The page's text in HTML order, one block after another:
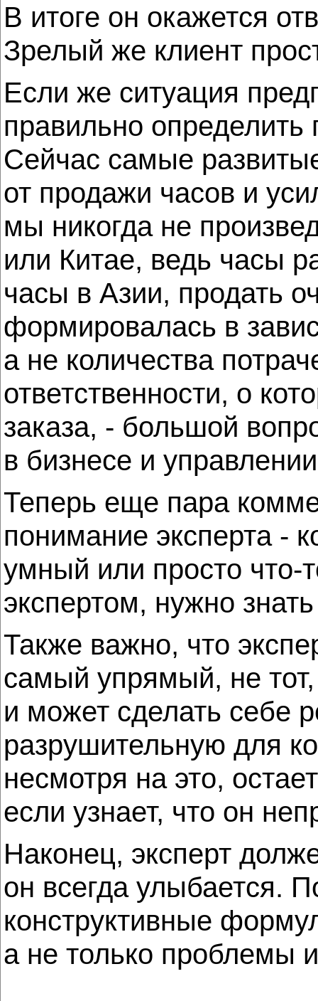
В итоге он окажется
Зрелый же клиент
Если же ситуация
правильно определить
Сейчас самые
от продажи часов и
мы никогда не
или Китае, ведь часы
часы в Азии, продать
формировалась в
а не количества
ответственности, о
заказа, - большой
в бизнесе и
Теперь еще пара
понимание эксперта -
умный или просто что-
экспертом, нужно
Также важно, что
самый упрямый, не тот,
и может сделать себе
разрушительную для
несмотря на это,
если узнает, что он
Наконец, эксперт
он всегда улыбается.
конструктивные
а не только проблемы